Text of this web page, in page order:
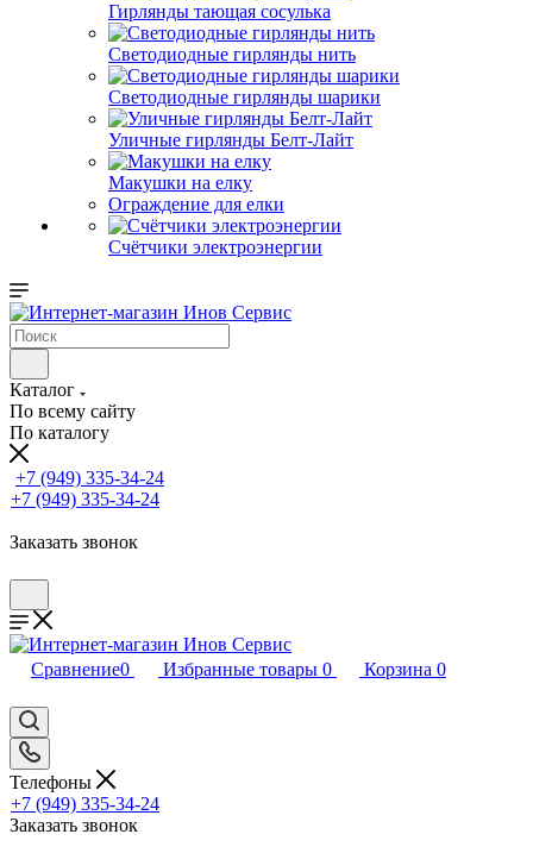
Гирлянды тающая сосулька
Светодиодные гирлянды нить
Светодиодные гирлянды шарики
Уличные гирлянды Белт-Лайт
Макушки на елку
Ограждение для елки
Счётчики электроэнергии
Каталог
По всему сайту
По каталогу
+7 (949) 335-34-24
+7 (949) 335-34-24
Заказать звонок
Сравнение0 Избранные товары 0 Корзина 0
Телефоны
+7 (949) 335-34-24
Заказать звонок